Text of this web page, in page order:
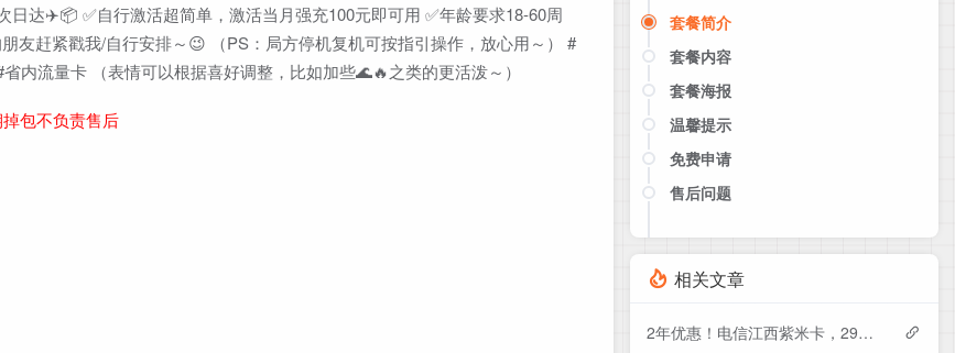
达✈️📦 ✅自行激活超简单，激活当月强充100元即可用 ✅年龄要求18-60周
友赶紧戳我/自行安排～😉 （PS：局方停机复机可按指引操作，放心用～） #
内流量卡 （表情可以根据喜好调整，比如加些🌊🔥之类的更活泼～）
包不负责售后
套餐简介
套餐内容
套餐海报
温馨提示
免费申请
点击这里或者手机扫描下方二维码
售后问题
相关文章
2年优惠！电信江西紫米卡，29元月租包500G+200分钟